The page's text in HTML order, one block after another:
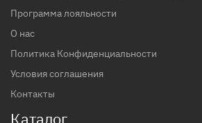
Программа лояльности
О нас
Политика Конфиденциальности
Условия соглашения
Контакты
Каталог